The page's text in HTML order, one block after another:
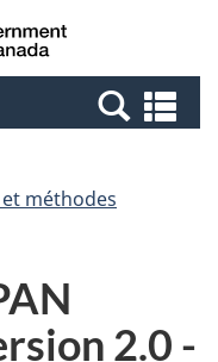
Canada
et
méthodes
2.0 -